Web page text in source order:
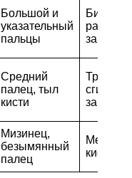
Большой и
указательный
пальцы
Бицепс,
запястья
Средний
палец, тыл
кисти
Трицепс,
запястья
Мизинец,
безымянный
палец
кисти